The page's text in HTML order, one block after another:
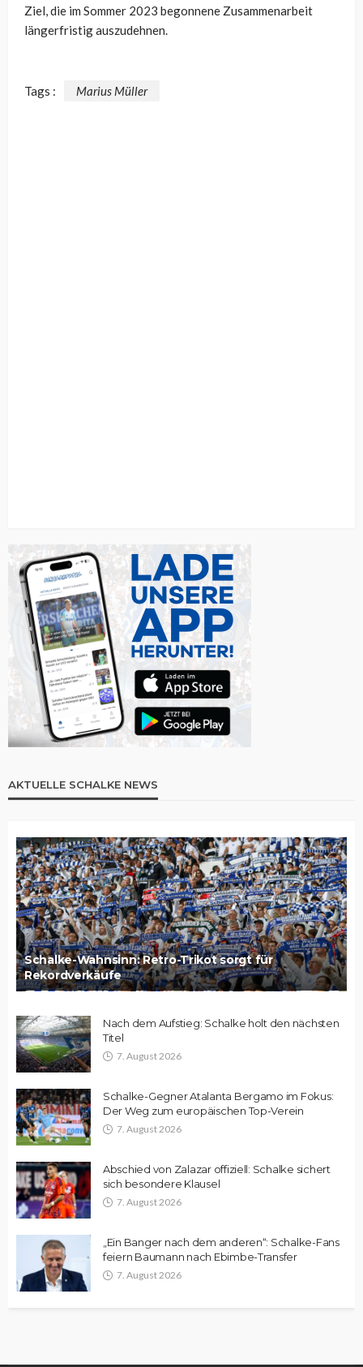
Ziel, die im Sommer 2023 begonnene Zusammenarbeit
längerfristig auszudehnen.
Tags : Marius Müller
AKTUELLE SCHALKE NEWS
Schalke-Wahnsinn: Retro-Trikot sorgt für
Rekordverkäufe
Nach dem Aufstieg: Schalke holt den nächsten
Titel
7. August 2026
Schalke-Gegner Atalanta Bergamo im Fokus:
Der Weg zum europäischen Top-Verein
7. August 2026
Abschied von Zalazar offiziell: Schalke sichert
sich besondere Klausel
7. August 2026
„Ein Banger nach dem anderen“: Schalke-Fans
feiern Baumann nach Ebimbe-Transfer
7. August 2026